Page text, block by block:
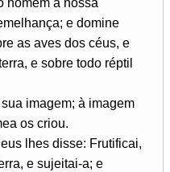
homem à nossa
e domine
as aves dos céus, e
e sobre todo réptil
imagem; à imagem
os criou.
lhes disse: Frutificai,
e sujeitai-a; e